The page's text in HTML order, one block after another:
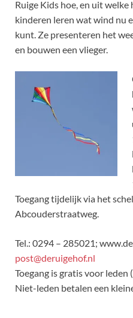
Ruige Kids hoe, en uit
kinderen leren wat wind nu
kunt. Ze presenteren het
en bouwen een vlieger.
Toegang tijdelijk via het
Abcouderstraatweg.
Tel.: 0294 – 285021;
post@deruigehof.nl
Toegang is gratis voor leden
Niet-leden betalen een